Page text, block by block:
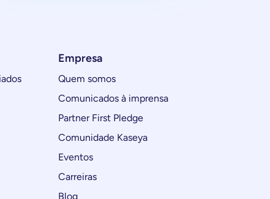
Empresa
Quem somos
Comunicados à imprensa
Partner First Pledge
Comunidade Kaseya
Eventos
Carreiras
Blog